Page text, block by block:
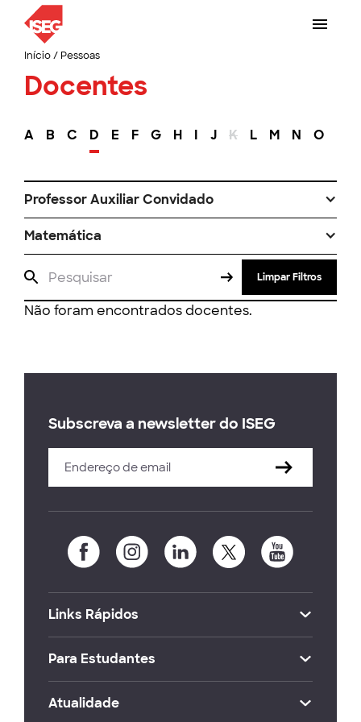
Início/ Pessoas
Docentes
A B C D E F G H I J K L M N O
Professor Auxiliar Convidado
Matemática
Limpar Filtros
Não foram encontrados docentes.
Subscreva a newsletter do ISEG
Links Rápidos
Para Estudantes
Atualidade